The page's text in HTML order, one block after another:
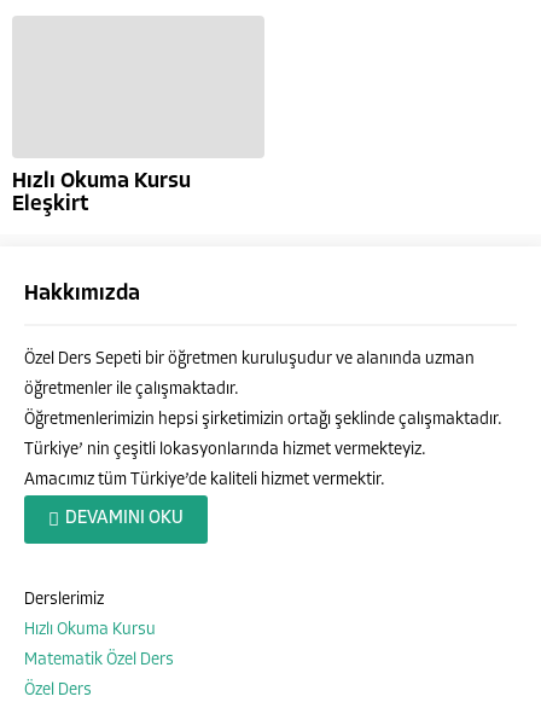
Hızlı Okuma Kursu
Eleşkirt
Hakkımızda
Özel Ders Sepeti bir öğretmen kuruluşudur ve alanında uzman
öğretmenler ile çalışmaktadır.
Öğretmenlerimizin hepsi şirketimizin ortağı şeklinde çalışmaktadır.
Türkiye’ nin çeşitli lokasyonlarında hizmet vermekteyiz.
Amacımız tüm Türkiye’de kaliteli hizmet vermektir.
DEVAMINI OKU
Derslerimiz
Hızlı Okuma Kursu
Matematik Özel Ders
Özel Ders
Özel Ders Sepeti